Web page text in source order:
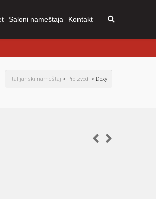
Saloni nameštaja Kontakt
Italijanski nameštaj > Proizvodi > Doxy